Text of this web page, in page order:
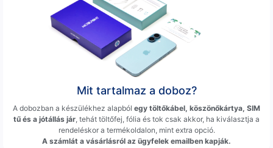
Mit tartalmaz a doboz?
A dobozban a készülékhez alapból egy töltőkábel, köszönőkártya, SIM
tű és a jótállás jár , tehát töltőfej, fólia és tok csak akkor, ha kiválasztja a
rendeléskor a termékoldalon, mint extra opció.
A számlát a vásárlásról az ügyfelek emailben kapják.